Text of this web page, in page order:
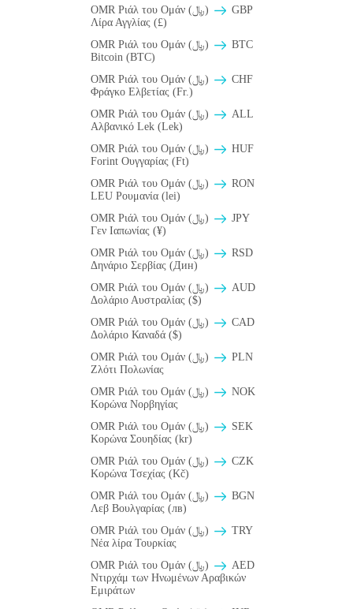
OMR Ριάλ του Ομάν (﷼)
GBP
Λίρα Αγγλίας (£)
OMR Ριάλ του Ομάν (﷼)
BTC
Bitcoin (BTC)
OMR Ριάλ του Ομάν (﷼)
CHF
Φράγκο Ελβετίας (Fr.)
OMR Ριάλ του Ομάν (﷼)
ALL
Αλβανικό Lek (Lek)
OMR Ριάλ του Ομάν (﷼)
HUF
Forint Ουγγαρίας (Ft)
OMR Ριάλ του Ομάν (﷼)
RON
LEU Ρουμανία (lei)
OMR Ριάλ του Ομάν (﷼)
JPY
Γεν Ιαπωνίας (¥)
OMR Ριάλ του Ομάν (﷼)
RSD
Δηνάριο Σερβίας (Дин)
OMR Ριάλ του Ομάν (﷼)
AUD
Δολάριο Αυστραλίας ($)
OMR Ριάλ του Ομάν (﷼)
CAD
Δολάριο Καναδά ($)
OMR Ριάλ του Ομάν (﷼)
PLN
Ζλότι Πολωνίας
OMR Ριάλ του Ομάν (﷼)
NOK
Κορώνα Νορβηγίας
OMR Ριάλ του Ομάν (﷼)
SEK
Κορώνα Σουηδίας (kr)
OMR Ριάλ του Ομάν (﷼)
CZK
Κορώνα Τσεχίας (Kč)
OMR Ριάλ του Ομάν (﷼)
BGN
Λεβ Βουλγαρίας (лв)
OMR Ριάλ του Ομάν (﷼)
TRY
Νέα λίρα Τουρκίας
OMR Ριάλ του Ομάν (﷼)
AED
Ντιρχάμ των Ηνωμένων Αραβικών
Εμιράτων